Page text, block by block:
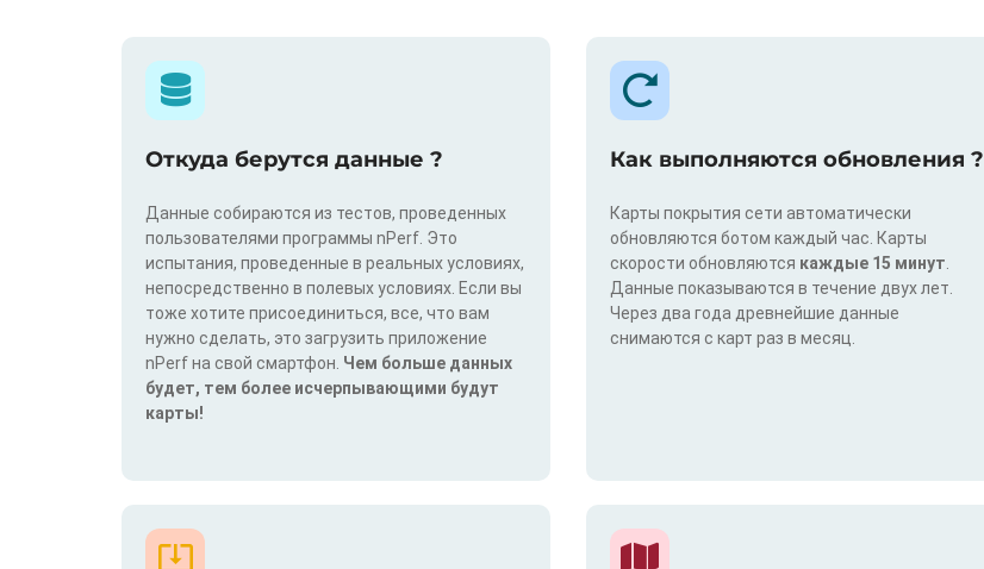
Откуда берутся данные ?
Данные собираются из тестов, проведенных
пользователями программы nPerf. Это
испытания, проведенные в реальных условиях,
непосредственно в полевых условиях. Если вы
тоже хотите присоединиться, все, что вам
нужно сделать, это загрузить приложение
nPerf на свой смартфон. Чем больше данных
будет, тем более исчерпывающими будут
карты!
Как выполняются обновления ?
Карты покрытия сети автоматически
обновляются ботом каждый час. Карты
скорости обновляются каждые 15 минут
Данные показываются в течение двух лет.
Через два года древнейшие данные
снимаются с карт раз в месяц.